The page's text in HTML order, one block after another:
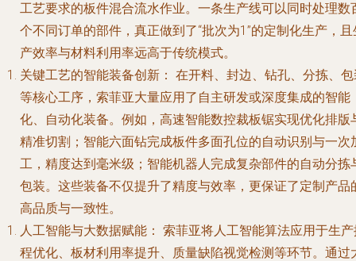
工艺要求的板件混合流水作业。一条生产线可以同时处理数
个不同订单的部件，真正做到了“批次为1”的定制化生产，且
产效率与材料利用率远高于传统模式。
关键工艺的智能装备创新： 在开料、封边、钻孔、分拣、
等核心工序，索菲亚大量应用了自主研发或深度集成的智能
化、自动化装备。例如，高速智能数控裁板锯实现优化排版
精准切割；智能六面钻完成板件多面孔位的自动识别与一次
工，精度达到毫米级；智能机器人完成复杂部件的自动分拣
包装。这些装备不仅提升了精度与效率，更保证了定制产品
高品质与一致性。
人工智能与大数据赋能： 索菲亚将人工智能算法应用于生
程优化、板材利用率提升、质量缺陷视觉检测等环节。通过